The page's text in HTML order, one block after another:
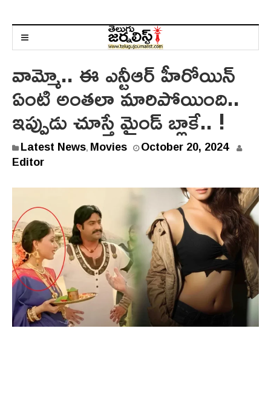
వామ్మో.. ఈ ఎన్టీఆర్ హీరోయిన్
ఏంటి అంతలా మారిపోయింది..
ఇప్పుడు చూస్తే మైండ్ బ్లాకే.. !
Latest News, Movies October 20, 2024
Editor